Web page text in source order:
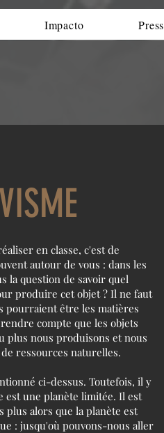
Impacto Press
en classe, c'est de
autour de vous : dans les
la question de savoir quel
produire cet objet ? Il ne faut
pourraient être les matières
compte que les objets
plus nous produisons et nous
ressources naturelles.
ci-dessus. Toutefois, il y
est une planète limitée. Il est
alors que la planète est
: jusqu'où pouvons-nous aller